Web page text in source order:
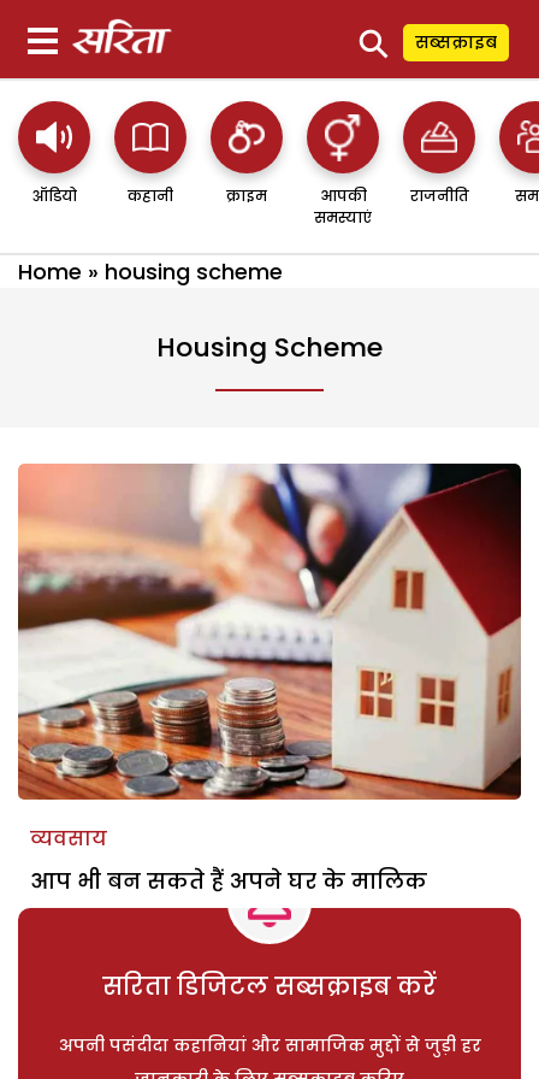
⚲ सब्सक्राइब
ऑडियो कहानी क्राइम
आपकी
समस्याएं
राजनीति
Home » housing scheme
Housing Scheme
व्यवसाय
आप भी बन सकते हैं अपने घर के मालिक
सरिता डिजिटल सब्सक्राइब करें
अपनी पसंदीदा कहानियां और सामाजिक मुद्दों से जुड़ी हर